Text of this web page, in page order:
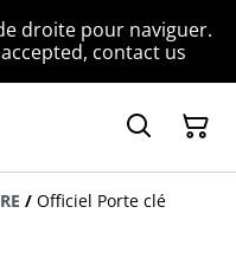
droite pour naviguer.
contact us
/ Officiel Porte clé